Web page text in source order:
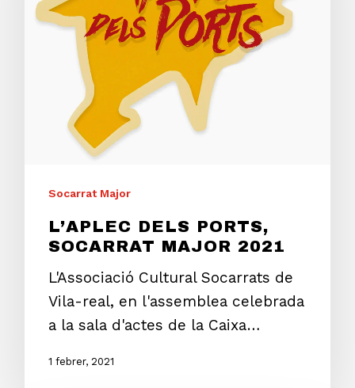
Socarrat Major
L’APLEC DELS PORTS,
SOCARRAT MAJOR 2021
L'Associació Cultural Socarrats de
Vila-real, en l'assemblea celebrada
a la sala d'actes de la Caixa…
1 febrer, 2021